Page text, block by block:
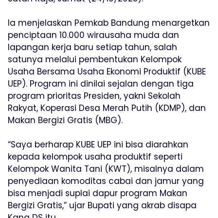
Ia menjelaskan Pemkab Bandung menargetkan
penciptaan 10.000 wirausaha muda dan
lapangan kerja baru setiap tahun, salah
satunya melalui pembentukan Kelompok
Usaha Bersama Usaha Ekonomi Produktif (KUBE
UEP). Program ini dinilai sejalan dengan tiga
program prioritas Presiden, yakni Sekolah
Rakyat, Koperasi Desa Merah Putih (KDMP), dan
Makan Bergizi Gratis (MBG).
“Saya berharap KUBE UEP ini bisa diarahkan
kepada kelompok usaha produktif seperti
Kelompok Wanita Tani (KWT), misalnya dalam
penyediaan komoditas cabai dan jamur yang
bisa menjadi suplai dapur program Makan
Bergizi Gratis,” ujar Bupati yang akrab disapa